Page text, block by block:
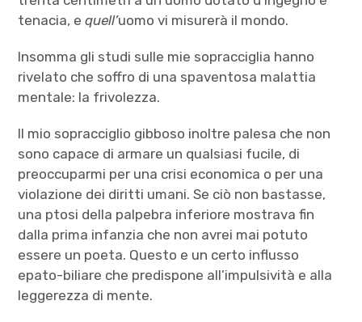
tenacia, equell’uomo vi misurerà il mondo.
Insomma gli studi sulle mie sopracciglia hanno
rivelato che soffro di una spaventosa malattia
mentale: la frivolezza.
Il mio sopracciglio gibboso inoltre palesa che non
sono capace di armare un qualsiasi fucile, di
preoccuparmi per una crisi economica o per una
violazione dei diritti umani. Se ciò non bastasse,
una ptosi della palpebra inferiore mostrava fin
dalla prima infanzia che non avrei mai potuto
essere un poeta. Questo e un certo influsso
epato-biliare che predispone all’impulsività e alla
leggerezza di mente.